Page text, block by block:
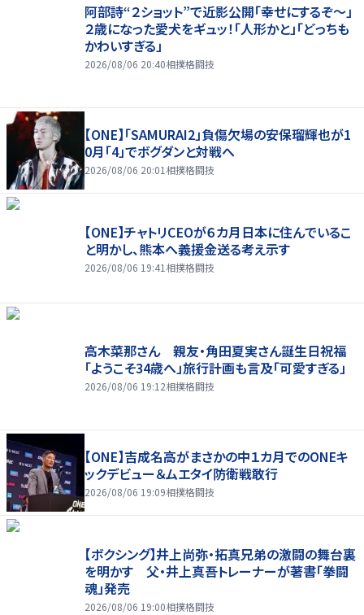
阿部詩“２ショット”で近影公開「幸せにするぞ〜」
２歳になった愛犬をギュッ！「人形かと」「どっちも
かわいすぎる」
2026/08/06 20:40相撲格闘技
【ONE】「SAMURAI2」負傷欠場の安保瑠輝也が1
0月「4」でボグダンと対戦へ
2026/08/06 20:01 相撲格闘技
【ONE】チャトリCEOが６カ月日本に住んでいるこ
と明かし、熊本へ義援金送る考え示す
2026/08/06 19:41 相撲格闘技
高木菜那さん 親友・角田夏実さん誕生日祝福
「ようこそ34歳へ」旅行計画も言及「可愛すぎる」
2026/08/06 19:12相撲格闘技
【ONE】吉成名高がまさかの中１カ月でのONEキ
ックデビュー＆ムエタイ防衛戦敢行
2026/08/06 19:09相撲格闘技
【ボクシング】井上尚弥・拓真兄弟の激闘の舞台裏
を明かす 父・井上真吾トレーナーが著書「拳闘
魂」発売
2026/08/06 19:00相撲格闘技